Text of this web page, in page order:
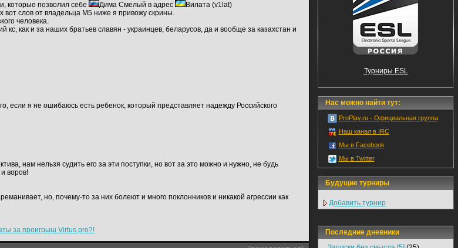
которые позволил себе Дима Смелый в адрес
Вилата (v1lat)
вот слов от владельца М5 ниже я привожу скрины.
человека.
как и за наших братьев славян - украинцев, беларусов, да и вообще за казахстан и
если я не ошибаюсь есть ребенок, который представляет надежду Российского
нам нельзя судить его за эти поступки, но вот за это можно и нужно, не будь
воров!
но, почему-то за них болеют и много поклонников и никакой агрессии как
за проигрыш Virtus.pro?!
Турниры ESL
Нас можно найти тут:
ProPlay.ru - Официальная группа
Наш канал в IRC
Мы в Facebook
Мы в Twitter
Будущие турниры
Добавить турнир
Последние дневники